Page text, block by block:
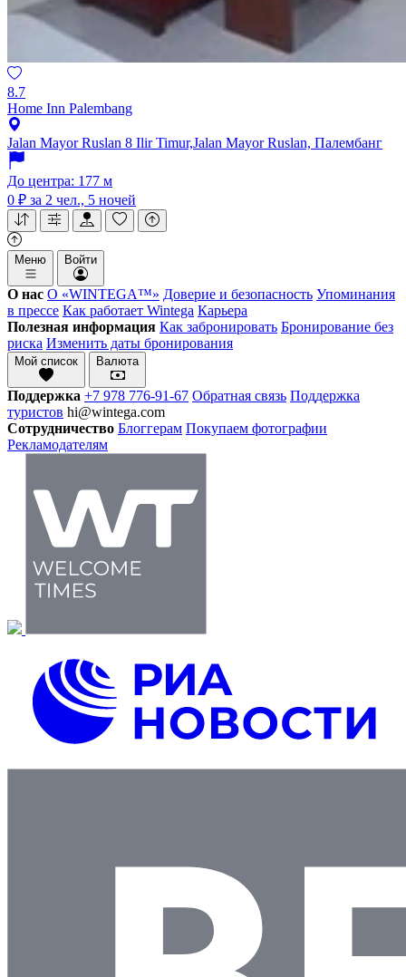
8.7
Home Inn Palembang
Jalan Mayor Ruslan 8 Ilir Timur,Jalan Mayor Ruslan, Палембанг
До центра: 177 м
0 ₽ за 2 чел., 5 ночей
Меню Войти
О нас О «WINTEGA™» Доверие и безопасность Упоминания
в прессе Как работает Wintega Карьера
Полезная информация Как забронировать Бронирование без
риска Изменить даты бронирования
Мой список Валюта
Поддержка +7 978 776-91-67 Обратная связь Поддержка
туристов hi@wintega.com
Сотрудничество Блоггерам Покупаем фотографии
Рекламодателям